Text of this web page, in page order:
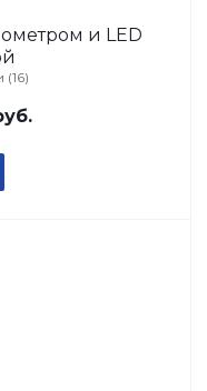
и LED
(16)